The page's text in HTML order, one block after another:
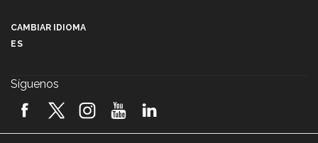
2026! (video)
CAMBIAR IDIOMA
ES
Síguenos